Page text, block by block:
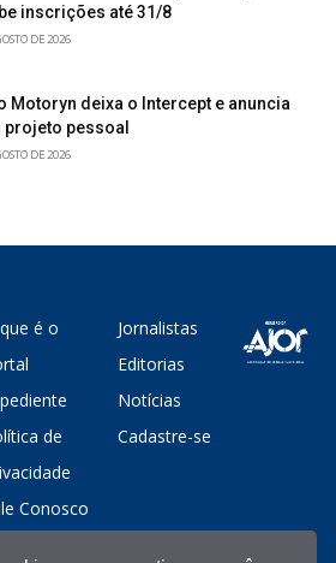
inscrições até 31/8
DE 2026
Motoryn deixa o Intercept e anuncia
projeto pessoal
DE 2026
é o
de
Conosco
Jornalistas
Editorias
Notícias
Cadastre-se